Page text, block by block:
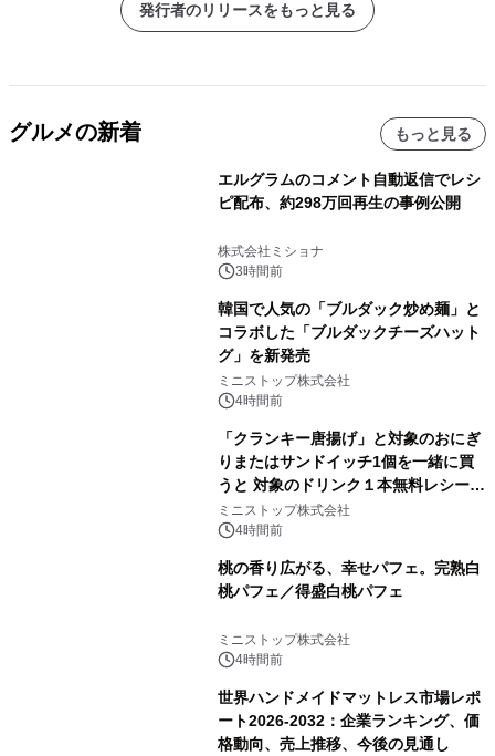
発行者のリリースをもっと見る
グルメの新着 もっと見る
エルグラムのコメント自動返信でレシ
ピ配布、約298万回再生の事例公開
株式会社ミショナ
3時間前
韓国で人気の「ブルダック炒め麺」と
コラボした「ブルダックチーズハット
グ」を新発売
ミニストップ株式会社
4時間前
「クランキー唐揚げ」と対象のおにぎ
りまたはサンドイッチ1個を一緒に買
うと 対象のドリンク１本無料レシート
クーポンもらえる！※1
ミニストップ株式会社
4時間前
桃の香り広がる、幸せパフェ。完熟白
桃パフェ／得盛白桃パフェ
ミニストップ株式会社
4時間前
世界ハンドメイドマットレス市場レポ
ート2026-2032：企業ランキング、価
格動向、売上推移、今後の見通し